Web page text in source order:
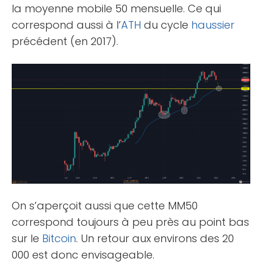
la moyenne mobile 50 mensuelle. Ce qui
correspond aussi à l’ATH du cycle haussier
précédent (en 2017).
On s’aperçoit aussi que cette MM50
correspond toujours à peu près au point bas
sur le Bitcoin. Un retour aux environs des 20
000 est donc envisageable.